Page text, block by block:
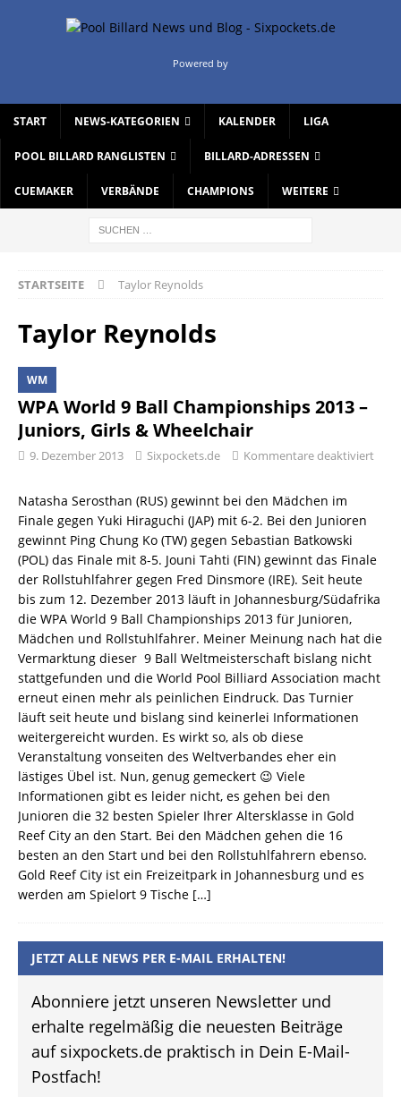
Powered by
START NEWS-KATEGORIEN KALENDER LIGA
POOL BILLARD RANGLISTEN BILLARD-ADRESSEN
CUEMAKER VERBÄNDE CHAMPIONS WEITERE
STARTSEITE Taylor Reynolds
Taylor Reynolds
WM
WPA World 9 Ball Championships 2013 –
Juniors, Girls & Wheelchair
9. Dezember 2013 Sixpockets.de Kommentare deaktiviert
Natasha Serosthan (RUS) gewinnt bei den Mädchen im
Finale gegen Yuki Hiraguchi (JAP) mit 6-2. Bei den Junioren
gewinnt Ping Chung Ko (TW) gegen Sebastian Batkowski
(POL) das Finale mit 8-5. Jouni Tahti (FIN) gewinnt das Finale
der Rollstuhlfahrer gegen Fred Dinsmore (IRE). Seit heute
bis zum 12. Dezember 2013 läuft in Johannesburg/Südafrika
die WPA World 9 Ball Championships 2013 für Junioren,
Mädchen und Rollstuhlfahrer. Meiner Meinung nach hat die
Vermarktung dieser 9 Ball Weltmeisterschaft bislang nicht
stattgefunden und die World Pool Billiard Association macht
erneut einen mehr als peinlichen Eindruck. Das Turnier
läuft seit heute und bislang sind keinerlei Informationen
weitergereicht wurden. Es wirkt so, als ob diese
Veranstaltung vonseiten des Weltverbandes eher ein
lästiges Übel ist. Nun, genug gemeckert 😉 Viele
Informationen gibt es leider nicht, es gehen bei den
Junioren die 32 besten Spieler Ihrer Altersklasse in Gold
Reef City an den Start. Bei den Mädchen gehen die 16
besten an den Start und bei den Rollstuhlfahrern ebenso.
Gold Reef City ist ein Freizeitpark in Johannesburg und es
werden am Spielort 9 Tische […]
JETZT ALLE NEWS PER E-MAIL ERHALTEN!
Abonniere jetzt unseren Newsletter und
erhalte regelmäßig die neuesten Beiträge
auf sixpockets.de praktisch in Dein E-Mail-
Postfach!